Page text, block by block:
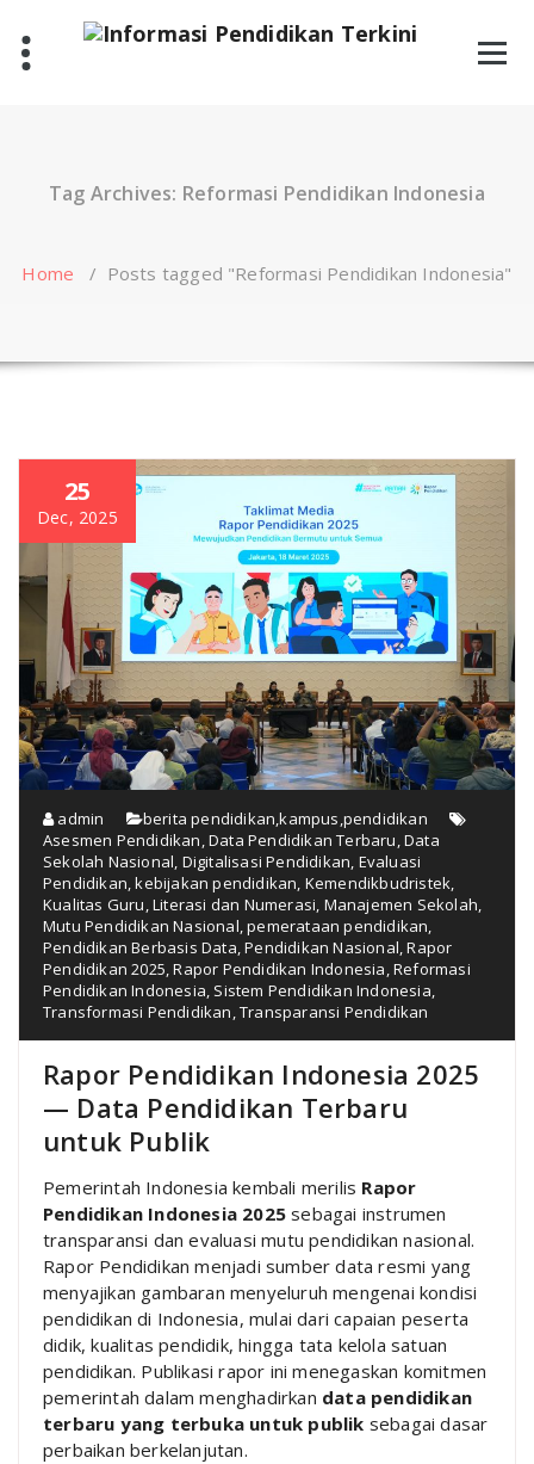
content
Tag Archives: Reformasi Pendidikan Indonesia
Home / Posts tagged "Reformasi Pendidikan Indonesia"
25
Dec, 2025
admin berita pendidikan,kampus,pendidikan
Asesmen Pendidikan,Data Pendidikan Terbaru,Data
Sekolah Nasional, Digitalisasi Pendidikan, Evaluasi
Pendidikan,kebijakan pendidikan, Kemendikbudristek,
Kualitas Guru,Literasi dan Numerasi, Manajemen Sekolah,
Mutu Pendidikan Nasional,pemerataan pendidikan,
Pendidikan Berbasis Data,Pendidikan Nasional,Rapor
Pendidikan 2025,Rapor Pendidikan Indonesia,Reformasi
Pendidikan Indonesia, Sistem Pendidikan Indonesia,
Transformasi Pendidikan,Transparansi Pendidikan
Rapor Pendidikan Indonesia 2025
— Data Pendidikan Terbaru
untuk Publik
Pemerintah Indonesia kembali merilis Rapor
Pendidikan Indonesia 2025 sebagai instrumen
transparansi dan evaluasi mutu pendidikan nasional.
Rapor Pendidikan menjadi sumber data resmi yang
menyajikan gambaran menyeluruh mengenai kondisi
pendidikan di Indonesia, mulai dari capaian peserta
didik, kualitas pendidik, hingga tata kelola satuan
pendidikan. Publikasi rapor ini menegaskan komitmen
pemerintah dalam menghadirkan data pendidikan
terbaru yang terbuka untuk publik sebagai dasar
perbaikan berkelanjutan.